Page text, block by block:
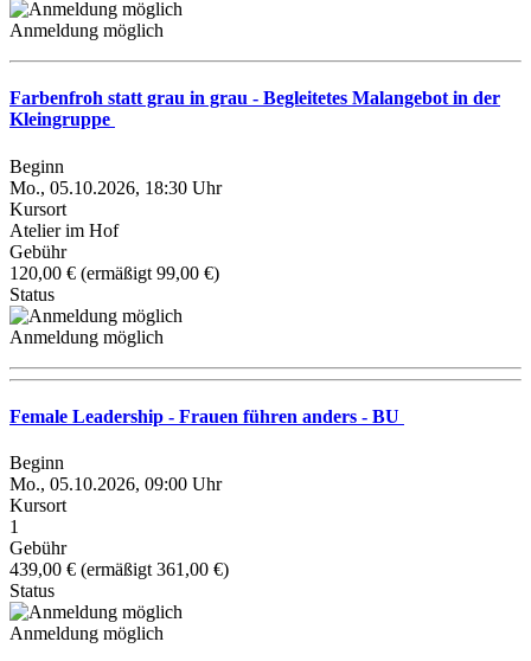
Anmeldung möglich
Farbenfroh statt grau in grau - Begleitetes Malangebot in der
Kleingruppe
Beginn
Mo., 05.10.2026, 18:30 Uhr
Kursort
Atelier im Hof
Gebühr
120,00 € (ermäßigt 99,00 €)
Status
Anmeldung möglich
Female Leadership - Frauen führen anders - BU
Beginn
Mo., 05.10.2026, 09:00 Uhr
Kursort
1
Gebühr
439,00 € (ermäßigt 361,00 €)
Status
Anmeldung möglich